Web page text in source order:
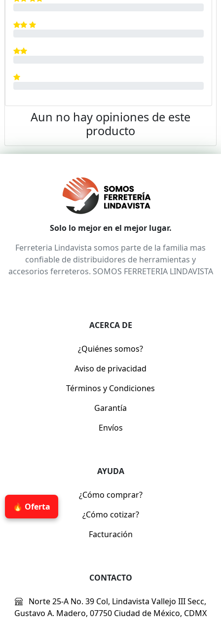
🔥 Oferta
Aun no hay opiniones de este
producto
Solo lo mejor en el mejor lugar.
Ferreteria Lindavista somos parte de la familia mas
confiable de distribuidores de herramientas y
accesorios ferreteros. SOMOS FERRETERIA LINDAVISTA
ACERCA DE
¿Quiénes somos?
Aviso de privacidad
Términos y Condiciones
Garantía
Envíos
AYUDA
¿Cómo comprar?
¿Cómo cotizar?
Facturación
CONTACTO
Norte 25-A No. 39 Col, Lindavista Vallejo III Secc,
Gustavo A. Madero, 07750 Ciudad de México, CDMX